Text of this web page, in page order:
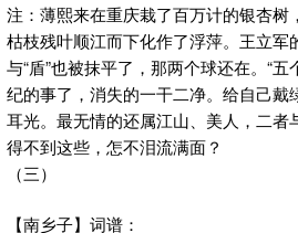
注：薄熙来在重庆栽了百万计的银杏树
枯枝残叶顺江而下化作了浮萍。王立军
与“盾”也被抹平了，那两个球还在。“
纪的事了，消失的一干二净。给自己戴
耳光。最无情的还属江山、美人，二者
得不到这些，怎不泪流满面？
（三）
【南乡子】词谱：